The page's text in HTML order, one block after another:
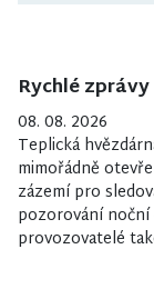
Rychlé zprávy
08. 08. 2026
Teplická
mimořádně
zázemí pro
pozorování
provozovatelé